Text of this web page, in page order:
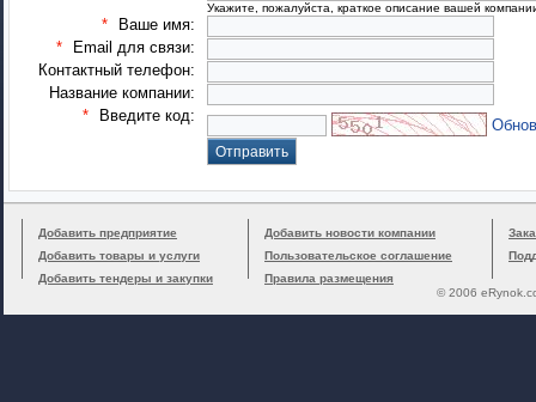
Укажите, пожалуйста, краткое описание вашей
*
Ваше имя:
*
Email для связи:
Контактный телефон:
Название компании:
*
Введите код:
Добавить предприятие
Добавить товары и услуги
Добавить тендеры и закупки
Добавить новости компании
Пользовательское соглашение
Правила размещения
© 2006